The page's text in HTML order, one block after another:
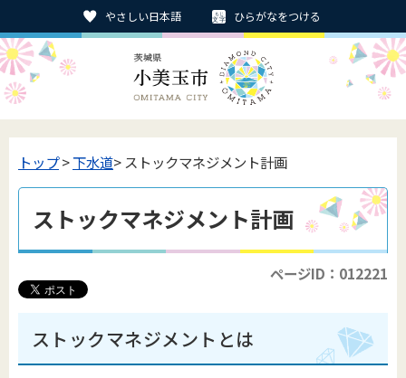
やさしい日本語 ひらがなをつける
トップ>下水道> ストックマネジメント計画
ストックマネジメント計画
ページID：012221
ストックマネジメントとは